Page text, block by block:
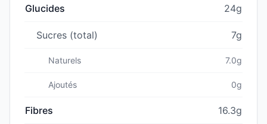
Glucides 24g
Sucres (total) 7g
Naturels 7.0g
Ajoutés 0g
Fibres 16.3g